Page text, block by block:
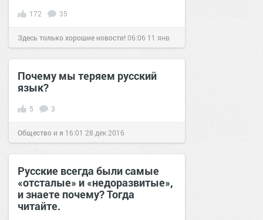
172 35
Здесь только хорошие новости!06:06 11 янв
2021
Почему мы теряем русский
язык?
5 3
Общество и я 16:01 28 дек 2016
Русские всегда были самые
«отсталые» и «недоразвитые»,
и знаете почему? Тогда
читайте.